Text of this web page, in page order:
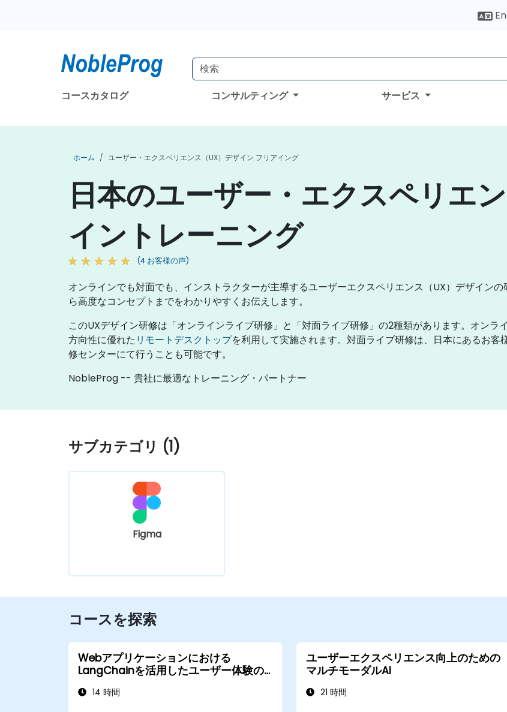
コースカタログ コンサルティング サービス
ホーム ユーザー・エクスペリエンス（UX）デザイン フリアイング
日本のユーザー・エクスペリエ
イントレーニング
(4 お客様の声)
オンラインでも対面でも、インストラクターが主導するユーザーエクスペリエンス（UX）デザイン
ら高度なコンセプトまでをわかりやすくお伝えします。
このUXデザイン研修は「オンラインライブ研修」と「対面ライブ研修」の2種類があります。オン
方向性に優れたリモートデスクトップを利用して実施されます。対面ライブ研修は、日本にあるお
修センターにて行うことも可能です。
NobleProg -- 貴社に最適なトレーニング・パートナー
サブカテゴリ (1)
Figma
コースを探索
Webアプリケーションにおける
LangChainを活用したユーザー体験の
14 時間
ユーザーエクスペリエンス向上のための
マルチモーダルAI
21 時間